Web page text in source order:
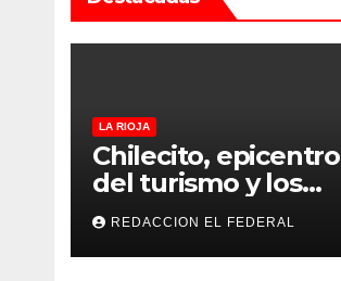
d
s
LA RIOJA
Chilecito, epicentro
del turismo y los
negocios: arranca la
Expo que promete
revolucionar la
REDACCION EL FEDERAL